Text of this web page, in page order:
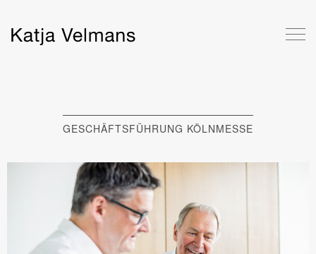
GESCHÄFTSFÜHRUNG KÖLNMESSE